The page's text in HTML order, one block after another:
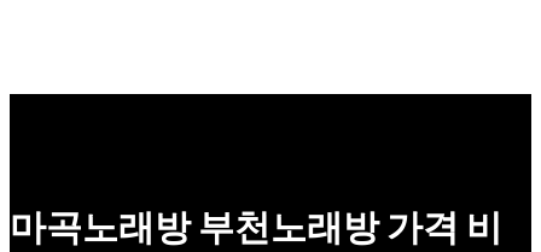
마곡노래방 부천노래방 가격 비